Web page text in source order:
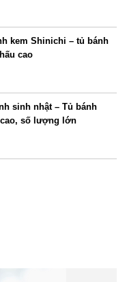
kem Shinichi – tủ bánh
cao
sinh nhật – Tủ bánh
số lượng lớn